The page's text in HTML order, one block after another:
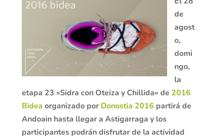
de
agost
o,
domi
ngo,
la
etapa 23 «Sidra con Oteiza y Chillida» de 2016
Bidea organizado por Donostia 2016 partirá de
Andoain hasta llegar a Astigarraga y los
participantes podrán disfrutar de la actividad